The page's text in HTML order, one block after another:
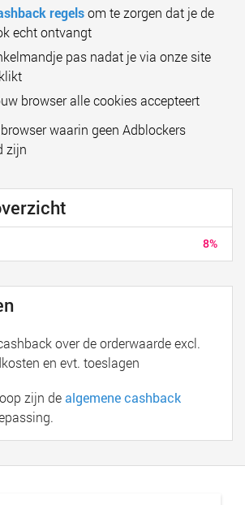
regelsom te zorgen dat je de
echt ontvangt
pas nadat je via onze site
browser alle cookies accepteert
waarin geen Adblockers
zijn
8%
over de orderwaarde excl.
en evt. toeslagen
zijn dealgemene cashback